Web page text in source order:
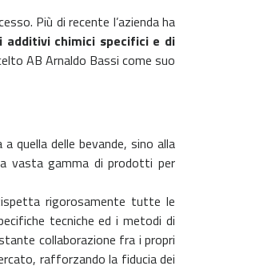
Più di recente l’azienda ha
chimici specifici e di
AB Arnaldo Bassi come suo
quella delle bevande, sino alla
vasta gamma di prodotti per
rigorosamente tutte le
tecniche ed i metodi di
collaborazione fra i propri
rafforzando la fiducia dei